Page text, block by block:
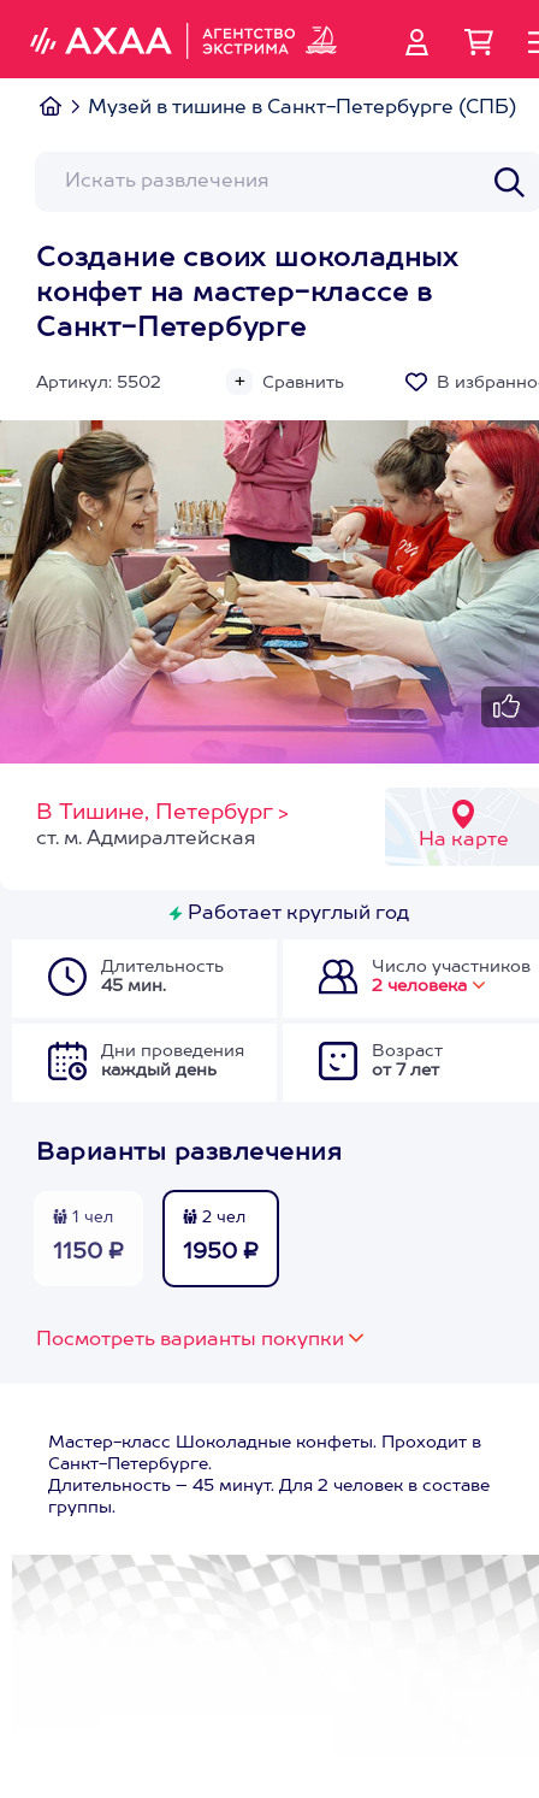
Музей в тишине в Санкт-Петербурге (СПБ)
Создание своих шоколадных
конфет на мастер-классе в
Санкт-Петербурге
Артикул: 5502 Сравнить В
В Тишине, Петербург >
На карте
ст. м. Адмиралтейская
Работает круглый год
Длительность
45 мин.
Число участников
2 человека
Дни проведения
каждый день
Возраст
от 7 лет
Варианты развлечения
1 чел
1150 ₽
2 чел
1950 ₽
Посмотреть варианты покупки
Мастер-класс Шоколадные конфеты. Проходит в
Санкт-Петербурге.
Длительность – 45 минут. Для 2 человек в составе
группы.